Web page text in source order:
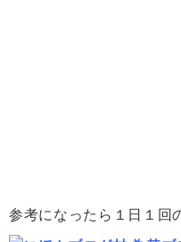
参考になったら１日１回